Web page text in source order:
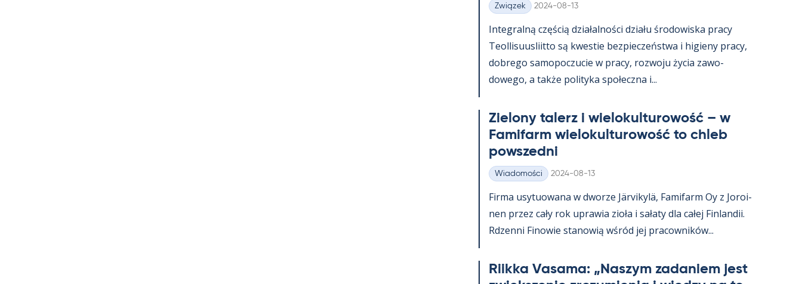
Kategorie
Związek Kirjoitettu
2024-08-13
In­te­gralną częścią działal­ności działu śro­dowiska pracy
Teol­li­suus­liitto są kwes­tie bez­pieczeństwa i hi­gieny pracy,
dobrego sa­mo­poczucie w pracy, rozwoju życia zawo­
dowego, a także po­li­tyka społeczna i...
Zie­lony ta­lerz i wie­lo­kul­tu­rowość – w
Fa­mi­farm wie­lo­kul­tu­rowość to ch­leb
powszedni
Kategorie
Wiadomości Kirjoitettu
2024-08-13
Firma usy­tuowana w dworze Jär­vi­kylä, Fa­mi­farm Oy z Jo­roi­
nen przez cały rok uprawia zioła i sałaty dla całej Fin­lan­dii.
Rdzenni Fi­nowie sta­nowią wśród jej pracow­ników...
Riikka Va­sama: „Naszym za­da­niem jest